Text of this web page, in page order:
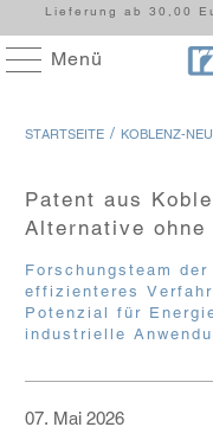
Lieferung ab 30,00
Menü
STARTSEITE / KOBLENZ-
Patent aus
Alternative ohne
Forschungsteam
effizienteres
Potenzial für
industrielle
07. Mai 2026